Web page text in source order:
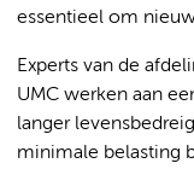
essentieel om
Experts van de
UMC werken aan
langer
minimale belasting